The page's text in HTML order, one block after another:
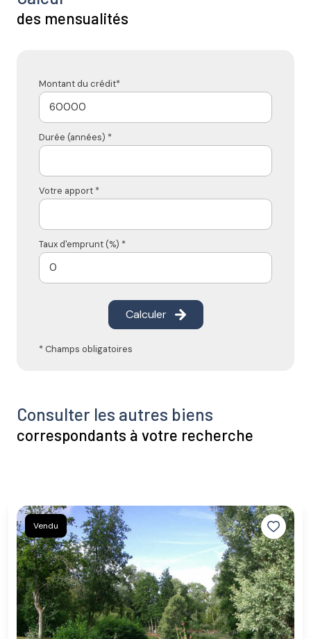
des mensualités
Montant du crédit*
Durée (années) *
Votre apport *
Taux d'emprunt (%) *
Calculer
* Champs obligatoires
Consulter les autres biens
correspondants à votre recherche
Vendu